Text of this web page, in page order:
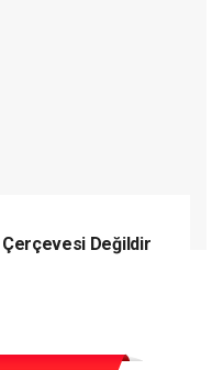
Değildir